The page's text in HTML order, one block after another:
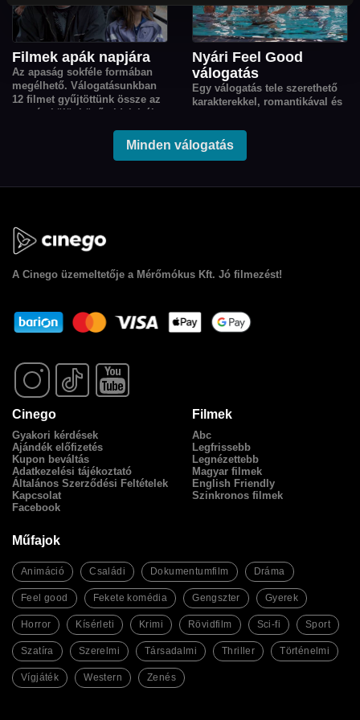
fel egészen a 2000-es évek
végéig.
Filmek apák napjára
Az apaság sokféle formában
megélhető. Válogatásunkban
12 filmet gyűjtöttünk össze az
apaság különböző oldalairól,
felelősség, a gondoskodás, a
Nyári Feel Good
válogatás
Egy válogatás tele szerethető
karakterekkel, romantikával és
gondtalan kikapcsolódásért.
Minden válogatás
A Cinego üzemeltetője a Mérőmókus Kft. Jó filmezést!
Cinego
Gyakori kérdések
Ajándék előfizetés
Kupon beváltás
Adatkezelési tájékoztató
Általános Szerződési Feltételek
Kapcsolat
Facebook
Filmek
Abc
Legfrissebb
Legnézettebb
Magyar filmek
English Friendly
Szinkronos filmek
Műfajok
Animáció Családi Dokumentumfilm Dráma
Feel good Fekete komédia Gengszter Gyerek
Horror Kísérleti Krimi Rövidfilm Sci-fi Sport
Szatíra Szerelmi Társadalmi Thriller Történelmi
Vígjáték Western Zenés